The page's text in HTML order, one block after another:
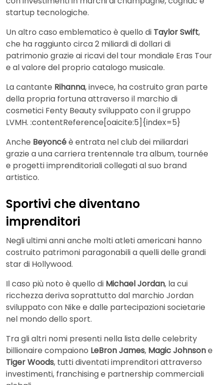
startup tecnologiche.
Un altro caso emblematico è quello di Taylor Swift,
che ha raggiunto circa 2 miliardi di dollari di
patrimonio grazie ai ricavi del tour mondiale Eras Tour
e al valore del proprio catalogo musicale.
La cantante Rihanna, invece, ha costruito gran parte
della propria fortuna attraverso il marchio di
cosmetici Fenty Beauty sviluppato con il gruppo
LVMH. :contentReference[oaicite:5]{index=5}
Anche Beyoncéè entrata nel club dei miliardari
grazie a una carriera trentennale tra album, tournée
e progetti imprenditoriali collegati al suo brand
artistico.
Sportivi che diventano
imprenditori
Negli ultimi anni anche molti atleti americani hanno
costruito patrimoni paragonabili a quelli delle grandi
star di Hollywood.
Il caso più noto è quello di Michael Jordan, la cui
ricchezza deriva soprattutto dal marchio Jordan
sviluppato con Nike e dalle partecipazioni societarie
nel mondo dello sport.
Tra gli altri nomi presenti nella lista delle celebrity
billionaire compaiono LeBron James, Magic Johnsone
Tiger Woods, tutti diventati imprenditori attraverso
investimenti, franchising e partnership commerciali